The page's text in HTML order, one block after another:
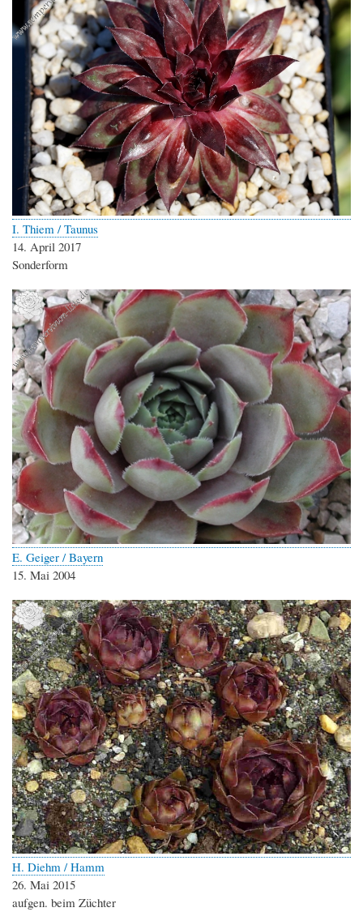
I. Thiem / Taunus
14. April 2017
Sonderform
E. Geiger / Bayern
15. Mai 2004
H. Diehm / Hamm
26. Mai 2015
aufgen. beim Züchter